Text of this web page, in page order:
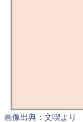
画像出典：文喫より